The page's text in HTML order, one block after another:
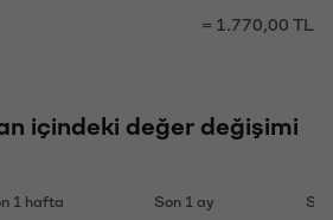
= 1.770,00 TL
içindeki değer değişimi
1 hafta Son 1 ay